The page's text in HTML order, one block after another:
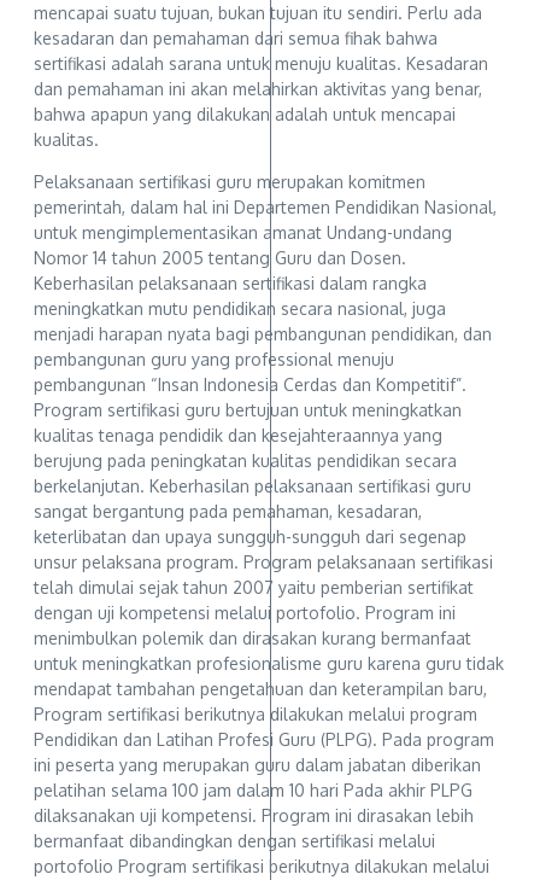
mencapai suatu tujuan, bukan tujuan itu sendiri. Perlu ada
kesadaran dan pemahaman dari semua fihak bahwa
sertifikasi adalah sarana untuk menuju kualitas. Kesadaran
dan pemahaman ini akan melahirkan aktivitas yang benar,
bahwa apapun yang dilakukan adalah untuk mencapai
kualitas.
Pelaksanaan sertifikasi guru merupakan komitmen
pemerintah, dalam hal ini Departemen Pendidikan Nasional,
untuk mengimplementasikan amanat Undang-undang
Nomor 14 tahun 2005 tentang Guru dan Dosen.
Keberhasilan pelaksanaan sertifikasi dalam rangka
meningkatkan mutu pendidikan secara nasional, juga
menjadi harapan nyata bagi pembangunan pendidikan, dan
pembangunan guru yang professional menuju
pembangunan “Insan Indonesia Cerdas dan Kompetitif”.
Program sertifikasi guru bertujuan untuk meningkatkan
kualitas tenaga pendidik dan kesejahteraannya yang
berujung pada peningkatan kualitas pendidikan secara
berkelanjutan. Keberhasilan pelaksanaan sertifikasi guru
sangat bergantung pada pemahaman, kesadaran,
keterlibatan dan upaya sungguh-sungguh dari segenap
unsur pelaksana program. Program pelaksanaan sertifikasi
telah dimulai sejak tahun 2007 yaitu pemberian sertifikat
dengan uji kompetensi melalui portofolio. Program ini
menimbulkan polemik dan dirasakan kurang bermanfaat
untuk meningkatkan profesionalisme guru karena guru tidak
mendapat tambahan pengetahuan dan keterampilan baru,
Program sertifikasi berikutnya dilakukan melalui program
Pendidikan dan Latihan Profesi Guru (PLPG). Pada program
ini peserta yang merupakan guru dalam jabatan diberikan
pelatihan selama 100 jam dalam 10 hari Pada akhir PLPG
dilaksanakan uji kompetensi. Program ini dirasakan lebih
bermanfaat dibandingkan dengan sertifikasi melalui
portofolio Program sertifikasi berikutnya dilakukan melalui